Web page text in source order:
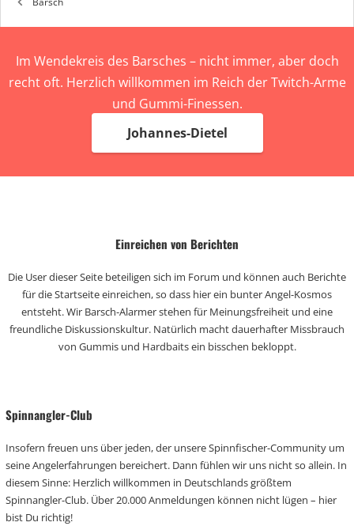
Im Wendekreis des Barsches – nicht immer, aber doch
recht oft. Herzlich willkommen im Reich der Twitch-Arme
und Gummi-Finessen.
Johannes-Dietel
Einreichen von Berichten
Die User dieser Seite beteiligen sich im Forum und können auch Berichte
für die Startseite einreichen, so dass hier ein bunter Angel-Kosmos
entsteht. Wir Barsch-Alarmer stehen für Meinungsfreiheit und eine
freundliche Diskussionskultur. Natürlich macht dauerhafter Missbrauch
von Gummis und Hardbaits ein bisschen bekloppt.
Spinnangler-Club
Insofern freuen uns über jeden, der unsere Spinnfischer-Community um
seine Angelerfahrungen bereichert. Dann fühlen wir uns nicht so allein. In
diesem Sinne: Herzlich willkommen in Deutschlands größtem
Spinnangler-Club. Über 20.000 Anmeldungen können nicht lügen – hier
bist Du richtig!